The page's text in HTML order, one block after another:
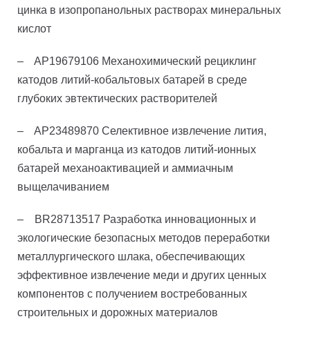
цинка в изопропанольных растворах минеральных
кислот
– AP19679106 Механохимический рециклинг
катодов литий-кобальтовых батарей в среде
глубоких эвтектических растворителей
– AP23489870 Селективное извлечение лития,
кобальта и марганца из катодов литий-ионных
батарей механоактивацией и аммиачным
выщелачиванием
– BR28713517 Разработка инновационных и
экологические безопасных методов переработки
металлургического шлака, обеспечивающих
эффективное извлечение меди и других ценных
компонентов c получением востребованных
строительных и дорожных материалов